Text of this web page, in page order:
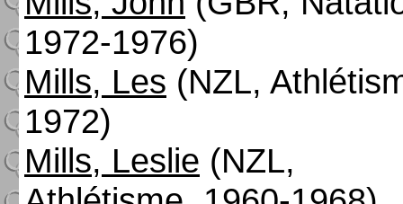
1972-1976)
Mills, Les (NZL,
1972)
Mills, Leslie (NZL,